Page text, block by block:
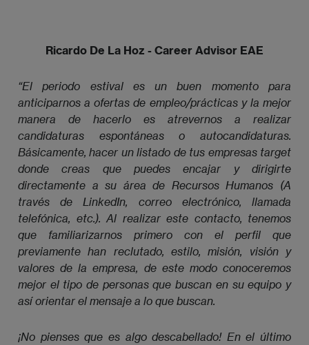
Ricardo De La Hoz - Career Advisor EAE
“El periodo estival es un buen momento para
anticiparnos a ofertas de empleo/prácticas y la mejor
manera de hacerlo es atrevernos a realizar
candidaturas espontáneas o autocandidaturas.
Básicamente, hacer un listado de tus empresas target
donde creas que puedes encajar y dirigirte
directamente a su área de Recursos Humanos (A
través de LinkedIn, correo electrónico, llamada
telefónica, etc.). Al realizar este contacto, tenemos
que familiarizarnos primero con el perfil que
previamente han reclutado, estilo, misión, visión y
valores de la empresa, de este modo conoceremos
mejor el tipo de personas que buscan en su equipo y
así orientar el mensaje a lo que buscan.
¡No pienses que es algo descabellado! En el último